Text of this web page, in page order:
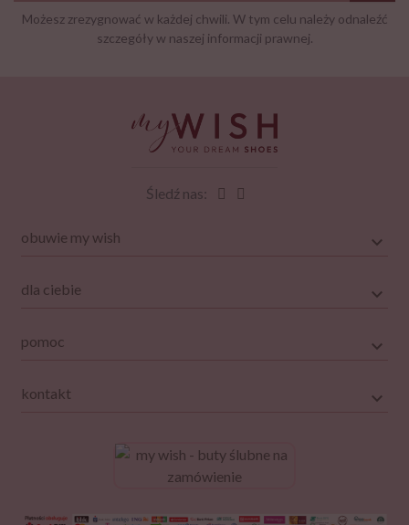
Możesz zrezygnować w każdej chwili. W tym celu należy odnaleźć
szczegóły w naszej informacji prawnej.
Śledź nas:
obuwie my wish
dla ciebie
pomoc
kontakt